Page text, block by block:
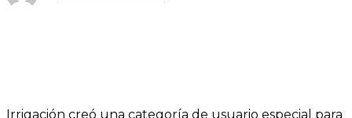
Irrigación creó una categoría de usuario especial para